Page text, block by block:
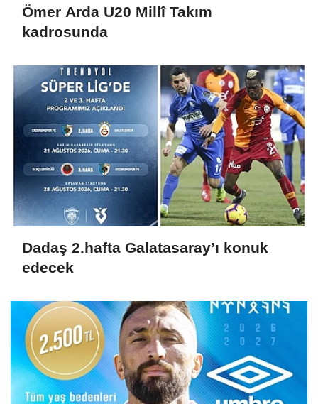
Ömer Arda U20 Millî Takım
kadrosunda
Dadaş 2.hafta Galatasaray’ı konuk
edecek